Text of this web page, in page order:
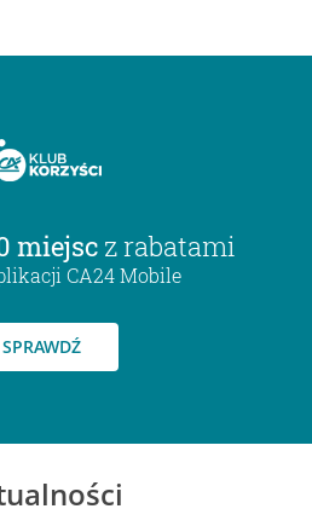
miejsc z rabatami
CA24 Mobile
SPRAWDŹ